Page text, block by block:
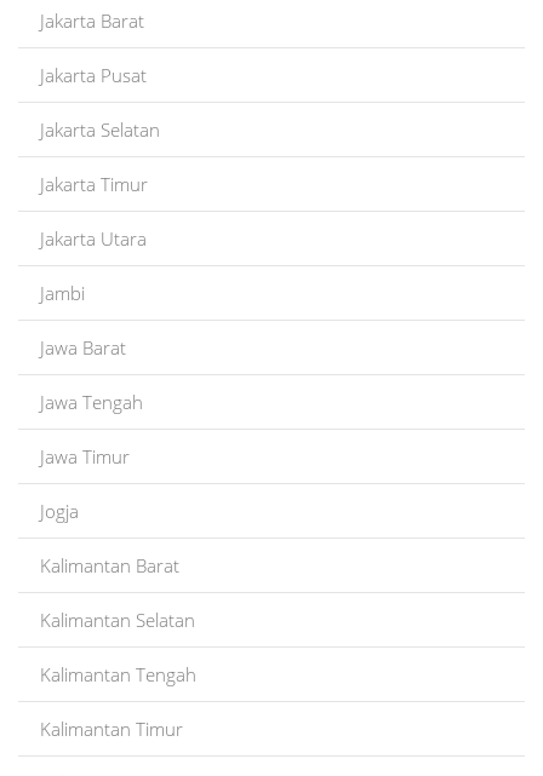
Jakarta Barat
Jakarta Pusat
Jakarta Selatan
Jakarta Timur
Jakarta Utara
Jambi
Jawa Barat
Jawa Tengah
Jawa Timur
Jogja
Kalimantan Barat
Kalimantan Selatan
Kalimantan Tengah
Kalimantan Timur